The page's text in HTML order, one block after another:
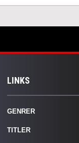
LINKS
GENRER
TITLER